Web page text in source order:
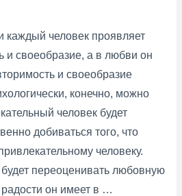
каждый человек проявляет
и своеобразие, а в любви он
и своеобразие
конечно, можно
человек будет
добиваться того, что
человеку.
переоценивать любовную
он имеет в …